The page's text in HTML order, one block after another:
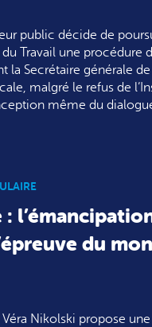
public décide de
Travail une procédure
la Secrétaire générale
malgré le refus de
même du
:
du
Nikolski propose